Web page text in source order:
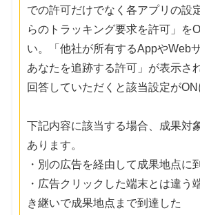
での許可だけでなく各アプリの設
らのトラッキング要求を許可」を
い。「他社が所有するAppやWeb
あなたを追跡する許可」が表示さ
回答していただくと該当設定がON
下記内容に該当する場合、成果対
あります。
・別の広告を経由して成果地点に
・広告クリックした端末とは違う
き継いで成果地点まで到達した